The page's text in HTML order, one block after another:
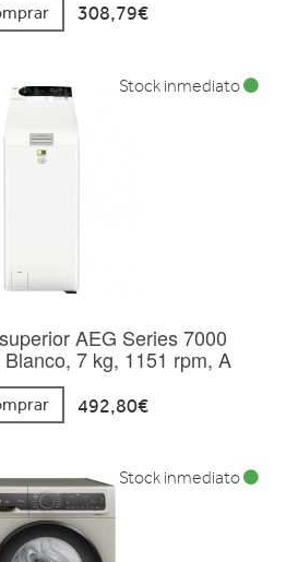
308,79€
AEG Series 7000
7 kg, 1151 rpm, A
492,80€
Stock inmediato
Stock inmediato